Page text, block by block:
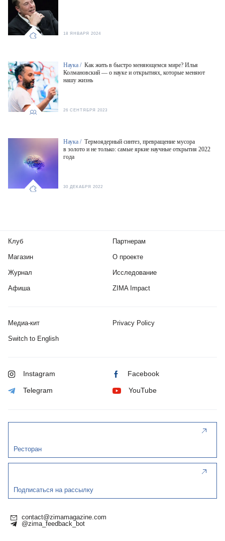
18 ЯНВАРЯ 2024
Наука / Как жить в быстро меняющемся мире? Илья
Колмановский — о науке и открытиях, которые меняют
нашу жизнь
26 СЕНТЯБРЯ 2023
Наука / Термоядерный синтез, превращение мусора
в золото и не только: самые яркие научные открытия 2022
года
30 ДЕКАБРЯ 2022
Клуб
Магазин
Журнал
Афиша
Партнерам
О проекте
Исследование
ZIMA Impact
Медиа-кит Privacy Policy
Switch to English
Instagram Facebook
Telegram YouTube
Ресторан
Подписаться на рассылку
contact@zimamagazine.com
@zima_feedback_bot